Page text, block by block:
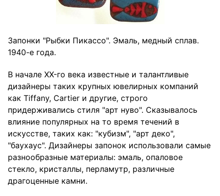
Запонки "Рыбки Пикассо". Эмаль, медный сплав.
1940-е года.
В начале XX-го века известные и талантливые
дизайнеры таких крупных ювелирных компаний
как Tiffany, Cartier и другие, строго
придерживались стиля "арт нуво". Сказывалось
влияние популярных на то время течений в
искусстве, таких как: "кубизм", "арт деко",
"баухаус". Дизайнеры запонок использовали самые
разнообразные материалы: эмаль, опаловое
стекло, кристаллы, перламутр, различные
драгоценные камни.